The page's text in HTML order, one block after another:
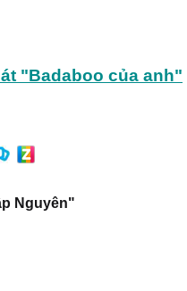
"Badaboo của anh"
Nguyên"